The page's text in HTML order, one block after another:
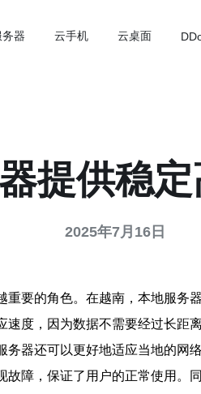
器 云手机 云桌面
提供稳
2025年7月16日
要的角色。在越南，本地服务
度，因为数据不需要经过长
器还可以更好地适应当地的网
障，保证了用户的正常使用